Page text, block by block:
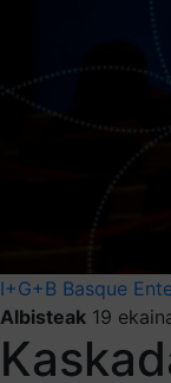
I+G+B Basque
Albisteak 19